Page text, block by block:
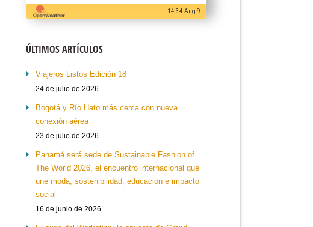
14:34 Aug 9
ÚLTIMOS ARTÍCULOS
Viajeros Listos Edición 18
24 de julio de 2026
Bogotá y Río Hato más cerca con nueva
conexión aérea
23 de julio de 2026
Panamá será sede de Sustainable Fashion of
The World 2026, el encuentro internacional que
une moda, sostenibilidad, educación e impacto
social
16 de junio de 2026